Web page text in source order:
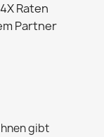
Raten
Partner
gibt